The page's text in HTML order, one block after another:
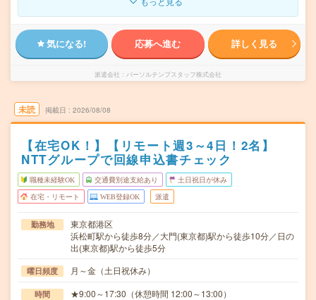
気になる! 応募へ進む 詳しく見る
派遣会社 パーソルテンプスタッフ株式会社
未読 掲載日 2026/08/08
【在宅OK！】【リモート週3～4日！2名】
NTTグループで回線申込書チェック
職種未経験OK 交通費別途支給あり 土日祝日が休み
在宅・リモート WEB登録OK 派遣
勤務地
東京都港区
浜松町駅から徒歩8分／大門(東京都)駅から徒歩10分／日の
出(東京都)駅から徒歩5分
曜日頻度 月～金（土日祝休み）
時間 ★9:00～17:30（休憩時間 12:00～13:00）